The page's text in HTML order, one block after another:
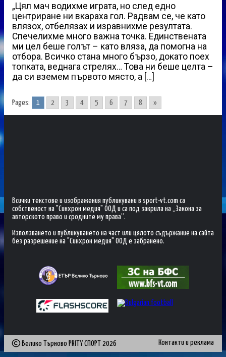
„Цял мач водихме играта, но след едно
центриране ни вкараха гол. Радвам се, че като
влязох, отбелязах и изравнихме резултата.
Спечелихме много важна точка. Единствената
ми цел беше голът – като вляза, да помогна на
отбора. Всичко стана много бързо, докато поех
топката, веднага стрелях… Това ни беше целта –
да си вземем първото място, а […]
Pages: 1 2 3 4 5 6 7 8 »
Всички текстове и изображения публикувани в sport-vt.com са
собственост на "Синхрон медия" ООД и са под закрила на „Закона за
авторското право и сродните му права“.
Използването и публикуването на част или цялото съдържание на сайта
без разрешение на "Синхрон медия" ООД е забранено.
Велико Търново PRITY СПОРТ 2026 Контакти и реклама